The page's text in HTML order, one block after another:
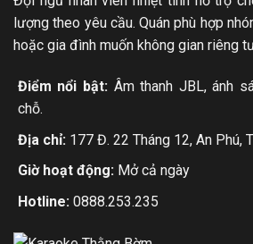
lượng theo yêu cầu. Quán phù hợp
hoặc gia đình muốn không gian riêng
Điểm nổi bật:Âm thanh JBL, ánh
chỗ.
Địa chỉ:177 Đ. 22 Tháng 12, An Phú,
Giờ hoạt động:Mở cả ngày
Hotline:0888.253.235